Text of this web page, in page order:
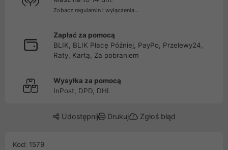
Zobacz regulamin i wyłączenia...
Zapłać za pomocą
BLIK, BLIK Płacę Później, PayPo, Przelewy24,
Raty, Kartą, Za pobraniem
Wysyłka za pomocą
InPost, DPD, DHL
Udostępnij Drukuj Zgłoś błąd
Kod: 1579